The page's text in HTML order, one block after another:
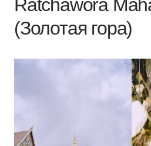
Ratchawora
(Золотая гора)